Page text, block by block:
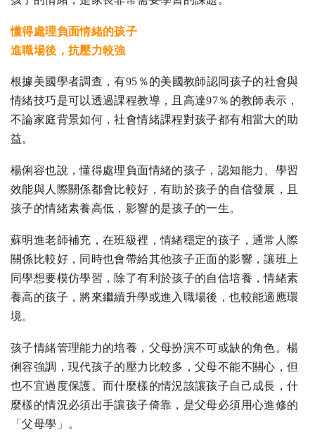
懂得處理負面情緒的孩子
進職場後，抗壓力較強
根據美國學者調查，有95％的美國教師認同孩子的社會與
情緒技巧是可以透過課程教導，且高達97％的教師表示，
不論家庭背景如何，社會情緒課程對孩子都有相當大的助
益。
楊俐容也說，懂得處理負面情緒的孩子，認知能力、學習
效能與人際關係都會比較好，有助於孩子的自信發展，且
孩子的情緒素養高低，影響的是孩子的一生。
蘇明進老師補充，在班級裡，情緒穩定的孩子，通常人際
關係比較好，同時也會帶給其他孩子正面的影響，讓班上
同學想要模仿學習，除了有利於孩子的自信培養，情緒素
養高的孩子，將來繼續升學或進入職場後，也較能適應環
境。
孩子情緒管理能力的培養，父母扮演不可或缺的角色。楊
俐容強調，現代孩子的壓力比較多，父母不能不關心，但
也不宜過度保護。而什麼樣的情況該讓孩子自己成長，什
麼樣的情況必須出手讓孩子倚靠，是父母必須用心進修的
「父母學」。